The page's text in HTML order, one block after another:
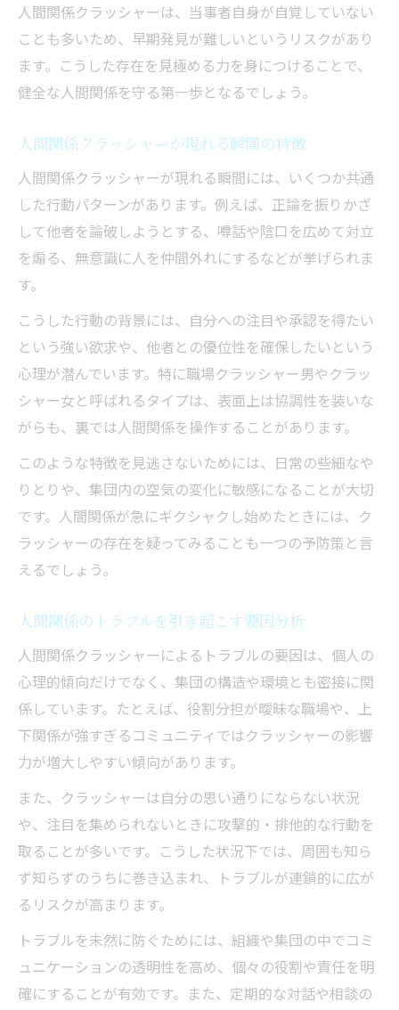
サークルクラッシャーの主な行動パターン
人間関係クラッシャーとの距離の取り方
心理背景から理解するコミュニティクラッシャ
人間関係クラッシャーの心理背景を探る
コミュニティクラッシャーに多い性格傾向
とは
サイコパス的特徴と人間関係クラッシャー
の関係
ーン
人格障害や虚言癖が影響する人間関係
巻き込まれを防ぐ具体的な人間関係の予防策
人間関係クラッシャーから身を守る実践法
クラッシャーに振り回されないための対応
術
人間関係トラブル回避のコミュニケーショ
ン術
関わりを絶つことで守る人間関係のコツ
職場やコミュニティでの予防策と心構え
自分自身と向き合うクラッシャー診断と実践的
人間関係クラッシャー診断で自己分析を深
自分がクラッシャー傾向かを見極める方法
人間関係を守るための自己点検の重要性
クラッシャー傾向の改善に役立つ思考法
巻き込まれない人間関係の作り方とは
人間関係クラッシャーは、当事者自身が自覚していない
ことも多いため、早期発見が難しいというリスクがあり
ます。こうした存在を見極める力を身につけることで、
健全な人間関係を守る第一歩となるでしょう。
人間関係クラッシャーが現れる瞬間の特徴
人間関係クラッシャーが現れる瞬間には、いくつか共通
した行動パターンがあります。例えば、正論を振りかざ
して他者を論破しようとする、噂話や陰口を広めて対立
を煽る、無意識に人を仲間外れにするなどが挙げられま
す。
こうした行動の背景には、自分への注目や承認を得たい
という強い欲求や、他者との優位性を確保したいという
心理が潜んでいます。特に職場クラッシャー男やクラッ
シャー女と呼ばれるタイプは、表面上は協調性を装いな
がらも、裏では人間関係を操作することがあります。
このような特徴を見逃さないためには、日常の些細なや
りとりや、集団内の空気の変化に敏感になることが大切
です。人間関係が急にギクシャクし始めたときには、ク
ラッシャーの存在を疑ってみることも一つの予防策と言
えるでしょう。
人間関係のトラブルを引き起こす要因分析
人間関係クラッシャーによるトラブルの要因は、個人の
心理的傾向だけでなく、集団の構造や環境とも密接に関
係しています。たとえば、役割分担が曖昧な職場や、上
下関係が強すぎるコミュニティではクラッシャーの影響
力が増大しやすい傾向があります。
また、クラッシャーは自分の思い通りにならない状況
や、注目を集められないときに攻撃的・排他的な行動を
取ることが多いです。こうした状況下では、周囲も知ら
ず知らずのうちに巻き込まれ、トラブルが連鎖的に広が
るリスクが高まります。
トラブルを未然に防ぐためには、組織や集団の中でコミ
ュニケーションの透明性を高め、個々の役割や責任を明
確にすることが有効です。また、定期的な対話や相談の